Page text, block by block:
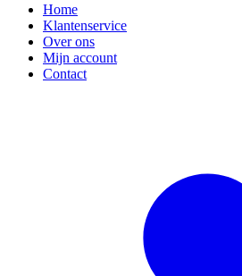
Home
Klantenservice
Over ons
Mijn account
Contact